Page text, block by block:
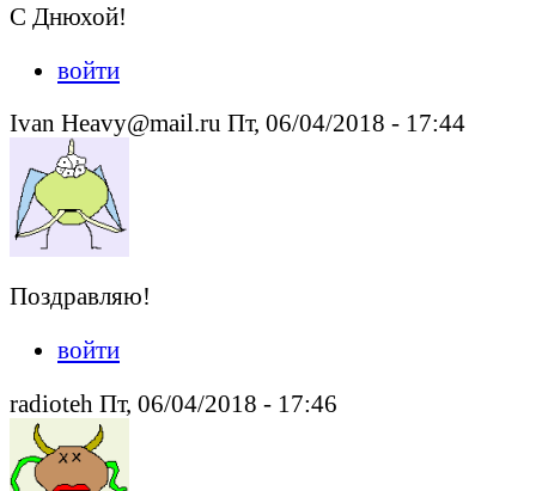
C Днюхой!
войти
Ivan Heavy@mail.ru Пт, 06/04/2018 - 17:44
Поздравляю!
войти
radioteh Пт, 06/04/2018 - 17:46